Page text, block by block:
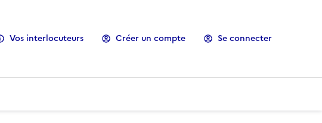
Vos interlocuteurs Créer un compte Se connecter